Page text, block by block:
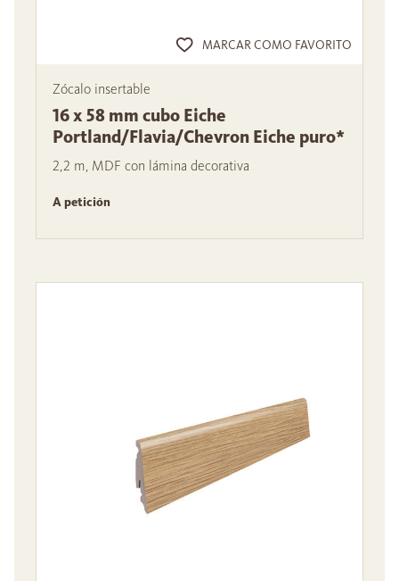
MARCAR COMO FAVORITO
Zócalo insertable
16 x 58 mm cubo Eiche
Portland/Flavia/Chevron Eiche puro*
2,2 m, MDF con lámina decorativa
A petición